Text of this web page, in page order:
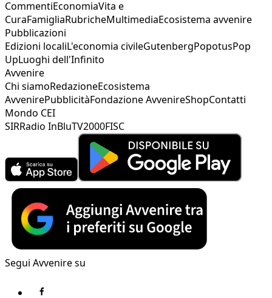
CommentiEconomiaVita e
CuraFamigliaRubricheMultimediaEcosistema avvenire
Pubblicazioni
Edizioni localiL'economia civileGutenbergPopotusPop
UpLuoghi dell'Infinito
Avvenire
Chi siamoRedazioneEcosistema
AvvenirePubblicitàFondazione AvvenireShopContatti
Mondo CEI
SIRRadio InBluTV2000FISC
Segui Avvenire su